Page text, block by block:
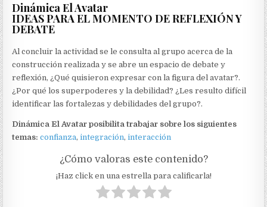
Dinámica El Avatar
IDEAS PARA EL MOMENTO DE REFLEXIÓN Y
DEBATE
Al concluir la actividad se le consulta al grupo acerca de la
construcción realizada y se abre un espacio de debate y
reflexión, ¿Qué quisieron expresar con la figura del avatar?.
¿Por qué los superpoderes y la debilidad? ¿Les resulto difícil
identificar las fortalezas y debilidades del grupo?.
Dinámica El Avatar posibilita trabajar sobre los siguientes
temas:confianza,integración,interacción
¿Cómo valoras este contenido?
¡Haz click en una estrella para calificarla!